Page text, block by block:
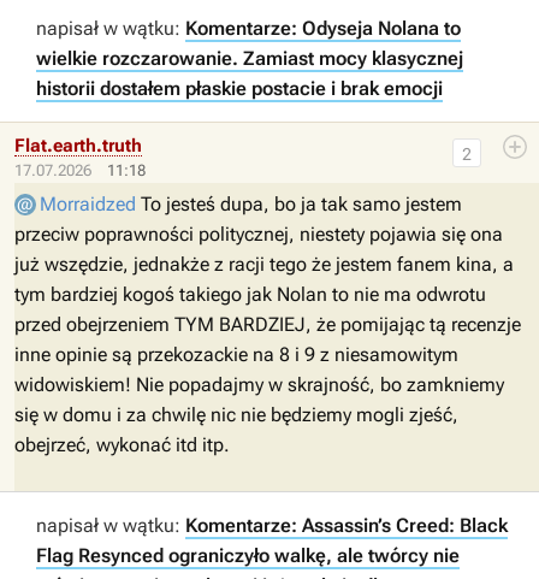
napisał w wątku: Komentarze: Odyseja Nolana to
wielkie rozczarowanie. Zamiast mocy klasycznej
historii dostałem płaskie postacie i brak emocji
17.07.2026 11:18
2
Flat.earth.truth
Morraidzed To jesteś dupa, bo ja tak samo jestem
przeciw poprawności politycznej, niestety pojawia się ona
już wszędzie, jednakże z racji tego że jestem fanem kina, a
tym bardziej kogoś takiego jak Nolan to nie ma odwrotu
przed obejrzeniem TYM BARDZIEJ, że pomijając tą recenzje
inne opinie są przekozackie na 8 i 9 z niesamowitym
widowiskiem! Nie popadajmy w skrajność, bo zamkniemy
się w domu i za chwilę nic nie będziemy mogli zjeść,
obejrzeć, wykonać itd itp.
napisał w wątku: Komentarze: Assassin’s Creed: Black
Flag Resynced ograniczyło walkę, ale twórcy nie